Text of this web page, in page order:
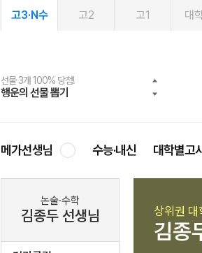
고3·N수 고2 고1 대
선물 3개 100% 당첨!
행운의 선물 뽑기
선물 100% 증정!
메가스터디 X 올리브
여름방학 스터디 캐시백
메가런 썸머스쿨
2027 러셀 단과
강사 공개선발
스마트러닝앱
설문 EVENT
메가패스
3일 무료 체험권
메가패스 수강생 무료혜택!
메가클럽 멤버십
사회공헌 캠페인
희망이룸 메가나눔
메가선생님 수능·내신 대학별고
논술·수학
김종두 선생님 상위권
김종